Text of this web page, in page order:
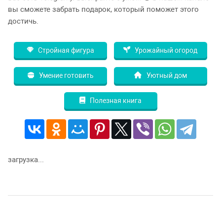
вы сможете забрать подарок, который поможет этого
достичь.
Стройная фигура Урожайный огород
Умение готовить Уютный дом
Полезная книга
загрузка...